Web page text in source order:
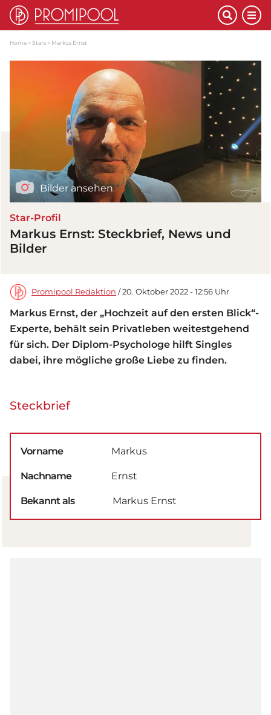
Home Stars Markus Ernst
Bilder ansehen
Star-Profil
Markus Ernst: Steckbrief, News und
Bilder
Promipool Redaktion / 20. Oktober 2022 - 12:56 Uhr
Markus Ernst, der „Hochzeit auf den ersten Blick“-
Experte, behält sein Privatleben weitestgehend
für sich. Der Diplom-Psychologe hilft Singles
dabei, ihre mögliche große Liebe zu finden.
Steckbrief
Vorname Markus
Nachname Ernst
Bekannt als Markus Ernst